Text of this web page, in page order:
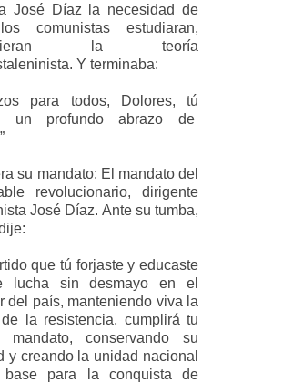
José Díaz la necesidad de
comunistas estudiaran,
la teoría
Y terminaba:
para todos, Dolores, tú
un profundo abrazo de
su mandato: El mandato del
revolucionario, dirigente
José Díaz. Ante su tumba,
que tú forjaste y educaste
lucha sin desmayo en el
del país, manteniendo viva la
de la resistencia, cumplirá tu
mandato, conservando su
y creando la unidad nacional
base para la conquista de